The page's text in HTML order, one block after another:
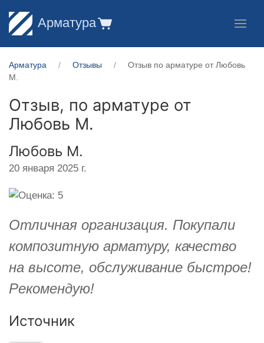
Арматура
Арматура Отзывы
Отзыв по арматуре от Любовь
М.
Отзыв, по арматуре от
Любовь М.
Любовь М.
20 января 2025 г.
Отличная организация. Покупали
композитную арматуру, качество
на высоте, обслуживание быстрое!
Рекомендую!
Источник